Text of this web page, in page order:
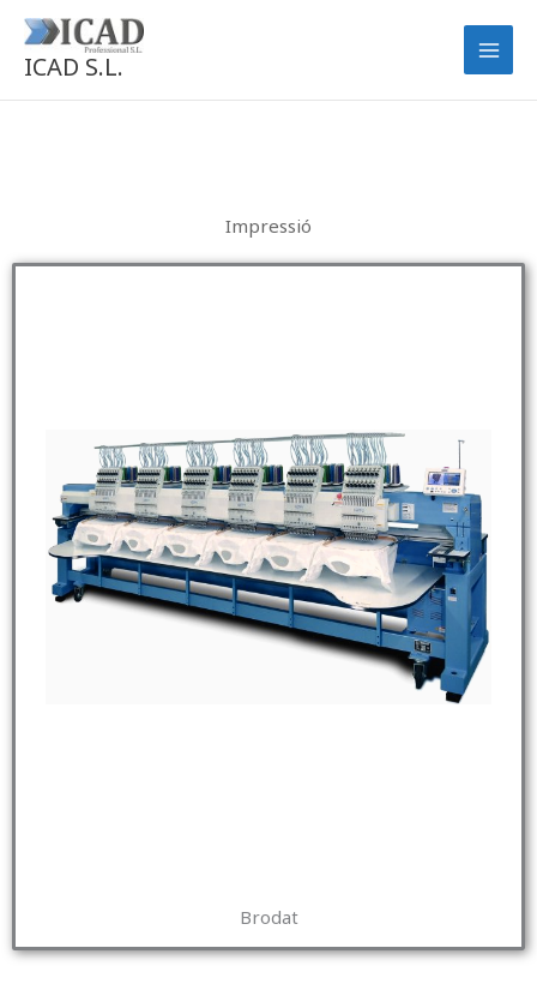
contenido
ICAD S.L.
Impressió​
Brodat